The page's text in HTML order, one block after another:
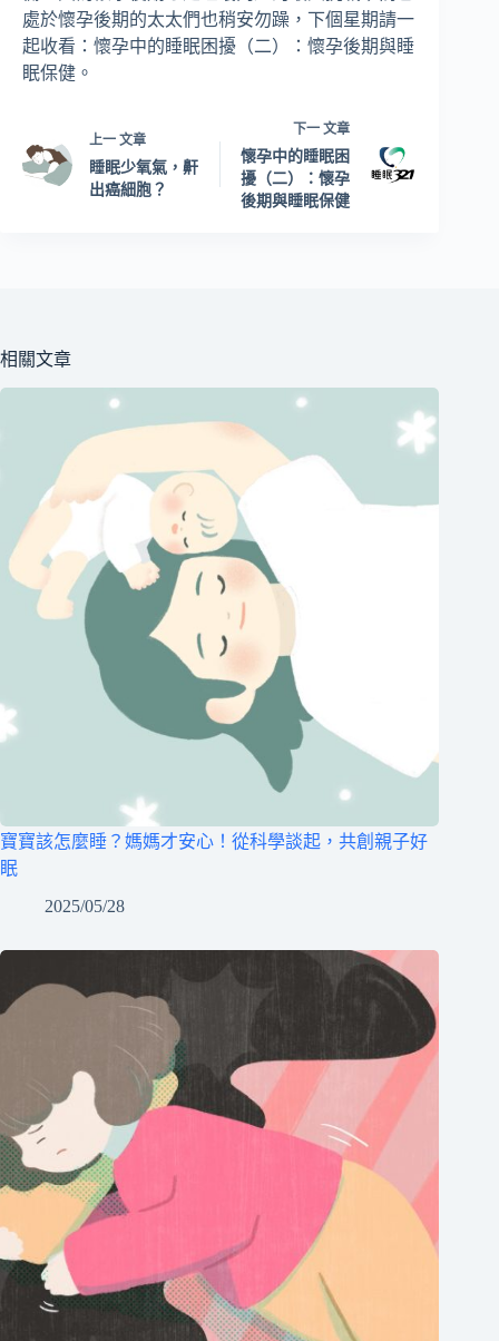
處於懷孕後期的太太們也稍安勿躁，下個星期請一
起收看：懷孕中的睡眠困擾（二）：懷孕後期與睡
眠保健。
上一 文章
睡眠少氧氣，鼾
出癌細胞？
下一文章
懷孕中的睡眠困
擾（二）：懷孕
後期與睡眠保健
相關文章
寶寶該怎麼睡？媽媽才安心！從科學談起，共創親子好
眠
2025/05/28